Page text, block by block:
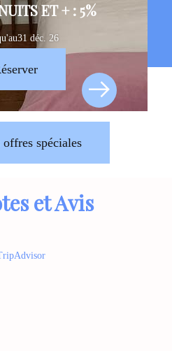
ET + : 5%
31 déc. 26
offres spéciales
et Avis